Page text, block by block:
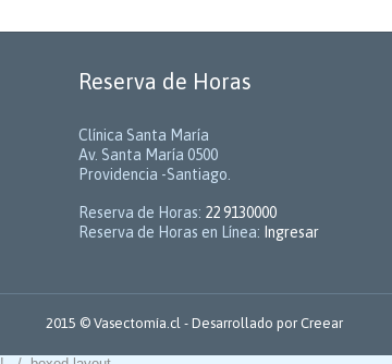
Reserva de Horas
Clínica Santa María
Av. Santa María 0500
Providencia -Santiago.
Reserva de Horas: 22 9130000
Reserva de Horas en Línea: Ingresar
2015 © Vasectomía.cl - Desarrollado por Creear